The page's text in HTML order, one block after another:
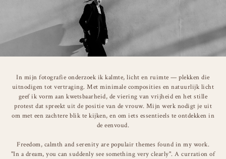
In mijn fotografie onderzoek ik kalmte, licht en ruimte — plekken die
uitnodigen tot vertraging. Met minimale composities en natuurlijk licht
geef ik vorm aan kwetsbaarheid, de viering van vrijheid en het stille
protest dat spreekt uit de positie van de vrouw. Mijn werk nodigt je uit
om met een zachtere blik te kijken, en om iets essentieels te ontdekken in
de eenvoud.
Freedom, calmth and serenity are populair themes found in my work.
"In a dream, you can suddenly see something very clearly". A curration of